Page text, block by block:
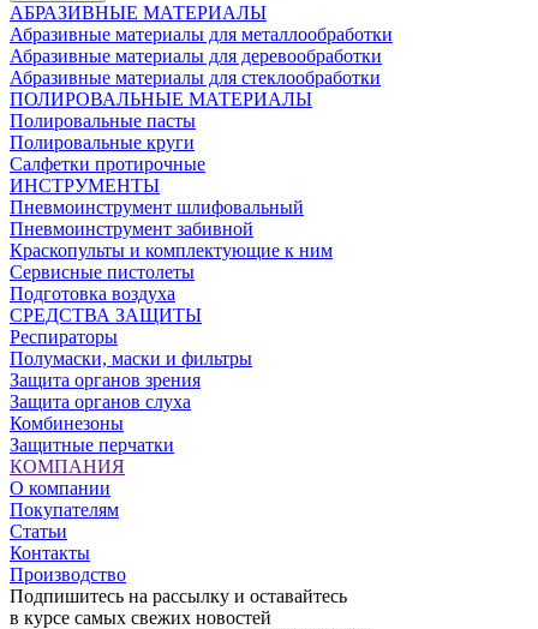
АБРАЗИВНЫЕ МАТЕРИАЛЫ
Абразивные материалы для металлообработки
Абразивные материалы для деревообработки
Абразивные материалы для стеклообработки
ПОЛИРОВАЛЬНЫЕ МАТЕРИАЛЫ
Полировальные пасты
Полировальные круги
Салфетки протирочные
ИНСТРУМЕНТЫ
Пневмоинструмент шлифовальный
Пневмоинструмент забивной
Краскопульты и комплектующие к ним
Сервисные пистолеты
Подготовка воздуха
СРЕДСТВА ЗАЩИТЫ
Респираторы
Полумаски, маски и фильтры
Защита органов зрения
Защита органов слуха
Комбинезоны
Защитные перчатки
КОМПАНИЯ
О компании
Покупателям
Статьи
Контакты
Производство
Подпишитесь на рассылку и оставайтесь
в курсе самых свежих новостей